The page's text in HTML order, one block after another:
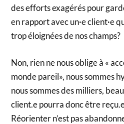
des efforts exagérés pour
en rapport avec un·e client·e
trop éloignées de nos champs?
Non, rien ne nous oblige à «
monde pareil», nous sommes
nous sommes des milliers,
client.e pourra donc être
Réorienter n’est pas